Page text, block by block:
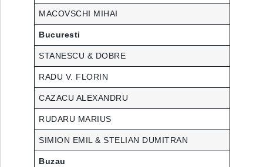
MACOVSCHI MIHAI
Bucuresti
STANESCU & DOBRE
RADU V. FLORIN
CAZACU ALEXANDRU
RUDARU MARIUS
SIMION EMIL & STELIAN DUMITRAN
Buzau